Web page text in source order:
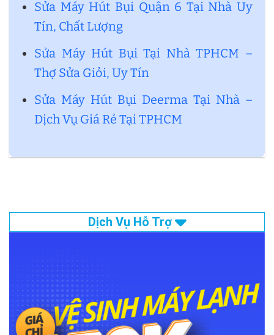
Sửa Máy Hút Bụi Quận 6 Tại Nhà Uy
Tín, Chất Lượng
Sửa Máy Hút Bụi Tại Nhà TPHCM –
Thợ Sửa Giỏi, Uy Tín
Sửa Máy Hút Bụi Deerma Tại Nhà –
Dịch Vụ Giá Rẻ Tại TPHCM
Dịch Vụ Hỗ Trợ